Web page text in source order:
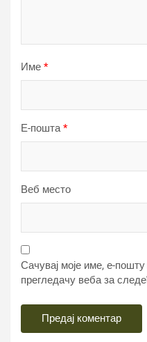
Име *
Е-пошта*
Веб место
Сачувај моје име, е-
прегледачу веба за